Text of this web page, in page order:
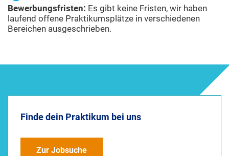
Bewerbungsfristen: Es gibt keine Fristen, wir haben
laufend offene Praktikumsplätze in verschiedenen
Bereichen ausgeschrieben.
Finde dein Praktikum bei uns
Zur Jobsuche